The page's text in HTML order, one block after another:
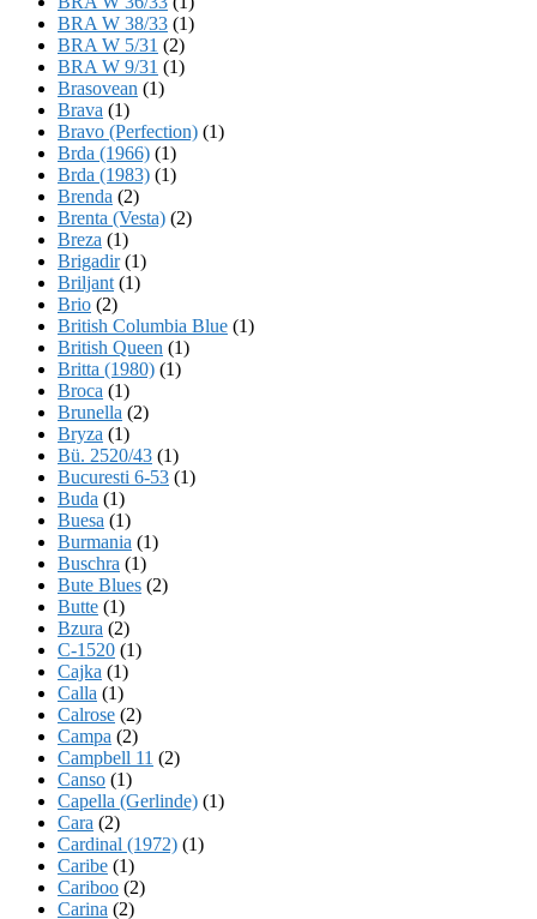
BRA W 38/33 (1)
BRA W 5/31 (2)
BRA W 9/31 (1)
Brasovean (1)
Brava (1)
Bravo (Perfection) (1)
Brda (1966) (1)
Brda (1983) (1)
Brenda (2)
Brenta (Vesta) (2)
Breza (1)
Brigadir(1)
Briljant (1)
Brio (2)
British Columbia Blue (1)
British Queen (1)
Britta (1980) (1)
Broca (1)
Brunella (2)
Bryza (1)
Bü. 2520/43 (1)
Bucuresti 6-53 (1)
Buda (1)
Buesa (1)
Burmania (1)
Buschra (1)
Bute Blues (2)
Butte (1)
Bzura (2)
C-1520 (1)
Cajka (1)
Calla (1)
Calrose (2)
Campa (2)
Campbell 11 (2)
Canso (1)
Capella (Gerlinde) (1)
Cara (2)
Cardinal (1972) (1)
Caribe (1)
Cariboo (2)
Carina (2)